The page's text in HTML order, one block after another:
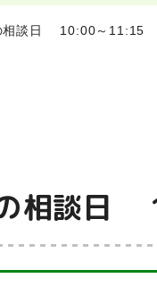
相談日 10:00～11:15
相談日